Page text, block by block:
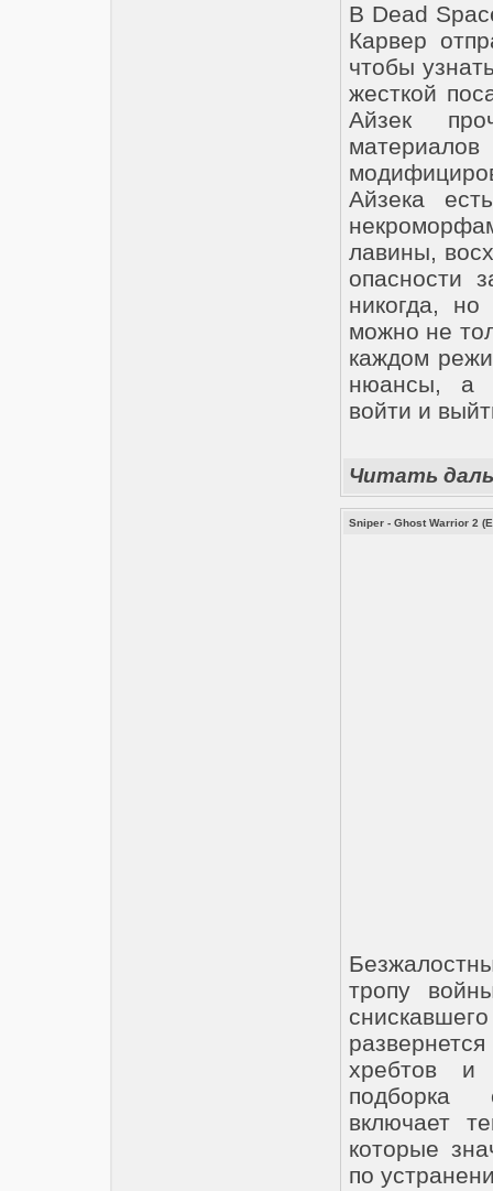
В Dead
Карвер
чтобы
жесткой
Айзек
Айзека
лавины,
опасности
никогда, но
можно не
каждом
нюансы, а
войти и
Читать
Sniper - Ghost Warrior 2
тропу
хребтов и
подборка
включает
которые
по